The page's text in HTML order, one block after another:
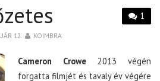
1
12. KOIMBRA
Cameron Crowe2013 végén
forgatta filmjét és tavaly év végére